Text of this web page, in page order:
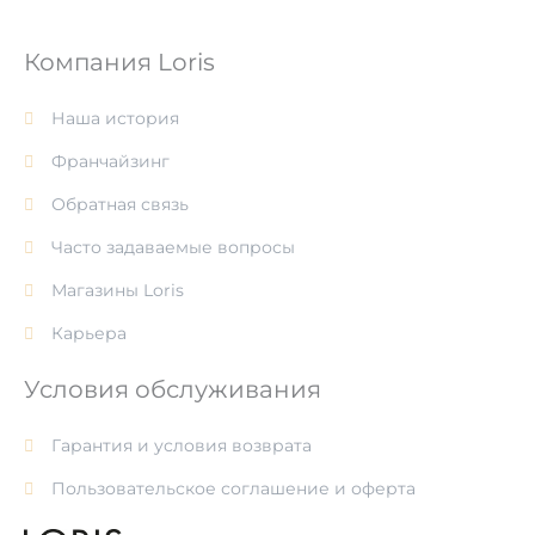
Компания Loris
Наша история
Франчайзинг
Обратная связь
Часто задаваемые вопросы
Магазины Loris
Карьера
Условия обслуживания
Гарантия и условия возврата
Пользовательское соглашение и оферта